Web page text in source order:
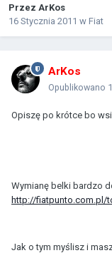
Przez ArKos
16 Stycznia 2011 w Fiat
ArKos
Opublikowano
Opiszę po krótce bo
Wymianę belki bardzo
http://fiatpunto.com.pl/
Jak o tym myślisz i